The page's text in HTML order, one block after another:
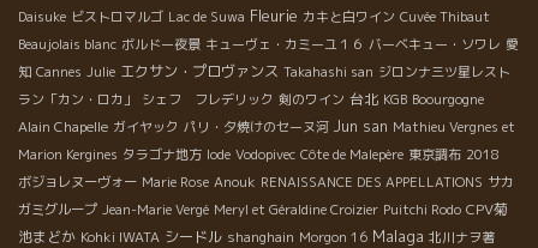
Daisuke ビストロマルゴ Lac de Suwa Fleurie カキと白ワイン Cuvée Thibaut
Beaujolais blanc ボルドー夜景 キューヴェ・カミーユ１６ バーベキュー・ソワレ 愛
知 Cannes Julie エクサン・プロヴァンス Takahashi san ジロンナ三ツ星レスト
ラン「カン・ロカ」
シェフ フレデリック 剣のワイン 台北 KGB Boourgogne
Alain Chapelle ガイヤック パリ・夕焼けのセーヌ河 Jun san Mathieu Vergnes et
Marion Kergines タラゴナ地方 Iode Vodopivec Côte de Malepère 東京調布 2018
ボジョレヌーヴォー Marie Rose Anouk RENAISSANCE DES APPELLATIONS サカ
ガミグループ Jean-Marie Vergé Meryl et Géraldine Croizier Puitchi Rodo CPV菊
池まどか Kohki IWATA シードル shanghain Morgon 16 Malaga 北川ナヲ著